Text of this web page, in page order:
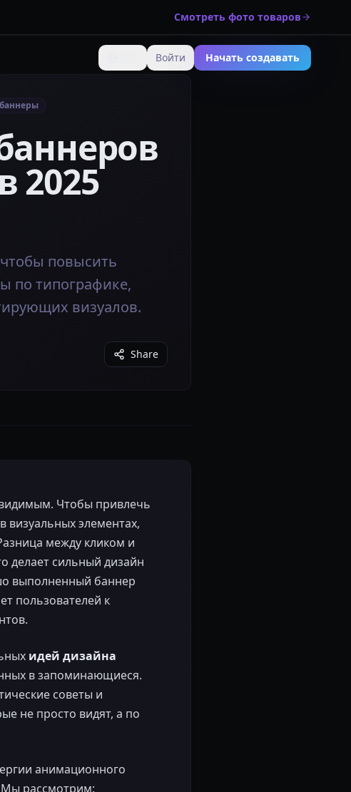
Смотреть фото товаров
Изменить язык
Войти Начать создавать
2025
повысить
по типографике,
визуалов.
Share
Чтобы привлечь
визуальных элементах,
между кликом и
делает сильный дизайн
выполненный баннер
пользователей к
идей дизайна
в запоминающиеся.
советы и
не просто видят, а по
анимационного
Мы рассмотрим: